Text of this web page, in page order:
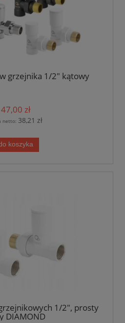
grzejnika 1/2" kątowy
47,00 zł
netto: 38,21 zł
koszyka
1/2", prosty
DIAMOND